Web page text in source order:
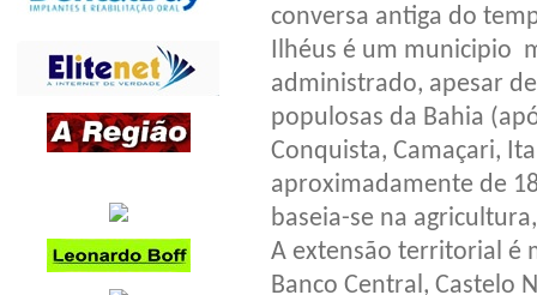
conversa antiga do
Ilhéus é um municipio
administrado, apesar
populosas da Bahia
Conquista, Camaçari,
aproximadamente de
baseia-se na
A extensão territorial é
Banco Central, Castelo